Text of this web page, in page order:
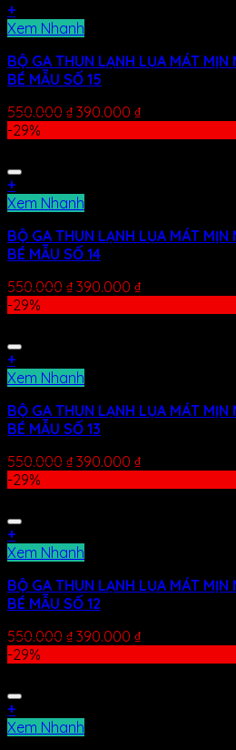
+
Xem Nhanh
BỘ GA THUN LẠNH LỤA MÁT MỊN
BÉ MẪU SỐ 15
550.000 ₫ 390.000 ₫
-29%
+
Xem Nhanh
BỘ GA THUN LẠNH LỤA MÁT MỊN
BÉ MẪU SỐ 14
550.000 ₫ 390.000 ₫
-29%
+
Xem Nhanh
BỘ GA THUN LẠNH LỤA MÁT MỊN
BÉ MẪU SỐ 13
550.000 ₫ 390.000 ₫
-29%
+
Xem Nhanh
BỘ GA THUN LẠNH LỤA MÁT MỊN
BÉ MẪU SỐ 12
550.000 ₫ 390.000 ₫
-29%
+
Xem Nhanh